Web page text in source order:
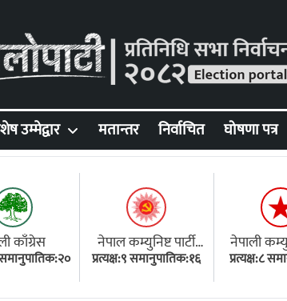
उम्मेद्वार मतान्तर निर्वाचित घोषणा पत्र
काँग्रेस
समानुपातिक:२०
नेपाल कम्युनिष्ट पार्टी
(एमाले)
प्रत्यक्ष:९ समानुपातिक:१६
नेपाली
प्रत्यक्ष:८